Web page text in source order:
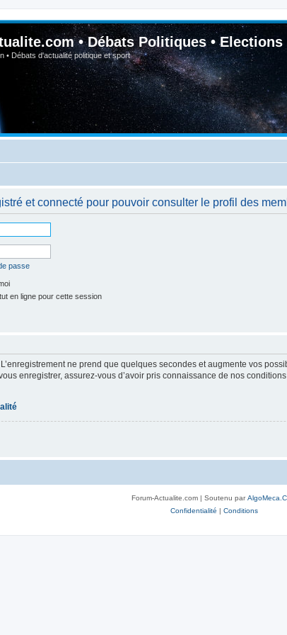
• Débats Politiques • Elections
• Débats d'actualité politique et sport
et connecté pour pouvoir consulter le profil des
passe
en ligne pour cette session
ne prend que quelques secondes et augmente vos
enregistrer, assurez-vous d’avoir pris connaissance de nos
Forum-Actualite.com | Soutenu par
Confidentialité | Conditions